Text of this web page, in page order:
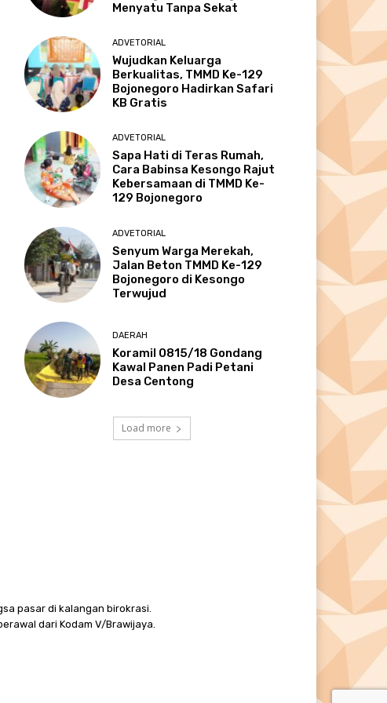
Menyatu Tanpa Sekat
ADVETORIAL
Wujudkan Keluarga
Berkualitas, TMMD Ke-129
Bojonegoro Hadirkan Safari
KB Gratis
ADVETORIAL
Sapa Hati di Teras Rumah,
Cara Babinsa Kesongo Rajut
Kebersamaan di TMMD Ke-
129 Bojonegoro
ADVETORIAL
Senyum Warga Merekah,
Jalan Beton TMMD Ke-129
Bojonegoro di Kesongo
Terwujud
DAERAH
Koramil 0815/18 Gondang
Kawal Panen Padi Petani
Desa Centong
Load more
pasar di kalangan birokrasi.
dari Kodam V/Brawijaya.